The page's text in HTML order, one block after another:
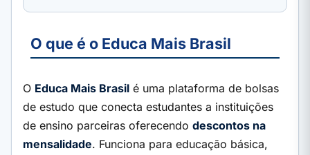
O que é o Educa Mais Brasil
O Educa Mais Brasil é uma plataforma de bolsas
de estudo que conecta estudantes a instituições
de ensino parceiras oferecendo descontos na
mensalidade. Funciona para educação básica,